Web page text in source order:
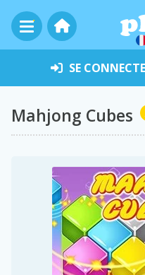
SE
Mahjong Cubes